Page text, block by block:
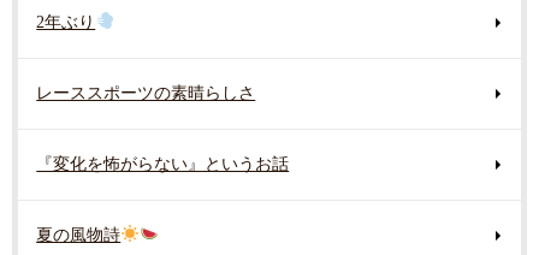
2年ぶり
レーススポーツの素晴らしさ
『変化を怖がらない』というお話
夏の風物詩